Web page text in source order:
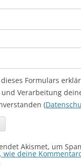
Formulars
Verarbeitung
(
Akismet, um
wie deine